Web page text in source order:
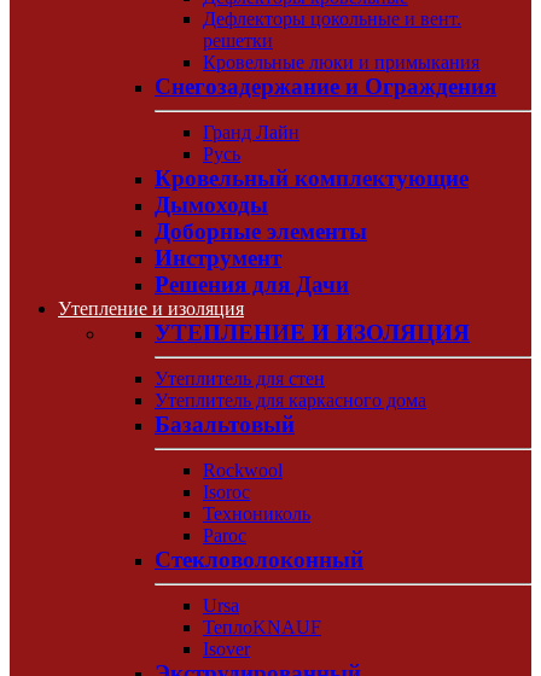
Дефлекторы цокольные и вент.
решетки
Кровельные люки и примыкания
Снегозадержание и Ограждения
Гранд Лайн
Русь
Кровельный комплектующие
Дымоходы
Доборные элементы
Инструмент
Решения для Дачи
Утепление и изоляция
УТЕПЛЕНИЕ И ИЗОЛЯЦИЯ
Утеплитель для стен
Утеплитель для каркасного дома
Базальтовый
Rockwool
Isoroc
Технониколь
Paroc
Стекловолоконный
Ursa
ТеплоKNAUF
Isover